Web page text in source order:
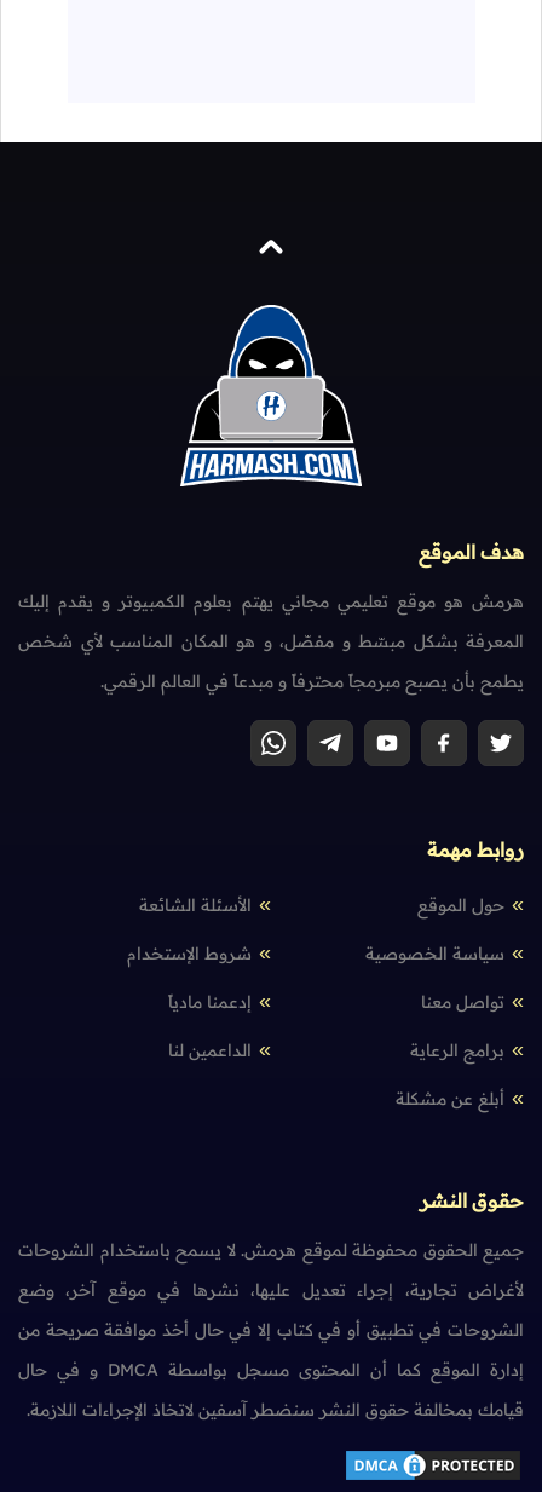
هدف الموقع
هرمش هو موقع تعليمي مجاني يهتم بعلوم الكمبيوتر و يقدم إليك
المعرفة بشكل مبسّط و مفصّل، و هو المكان المناسب لأي شخص
يطمح بأن يصبح مبرمجاً محترفاً و مبدعاً في العالم الرقمي.
روابط مهمة
حول الموقع الأسئلة الشائعة
سياسة الخصوصية شروط الإستخدام
تواصل معنا إدعمنا مادياً
برامج الرعاية الداعمين لنا
أبلغ عن مشكلة
حقوق النشر
جميع الحقوق محفوظة لموقع هرمش. لا يسمح باستخدام الشروحات
لأغراض تجارية، إجراء تعديل عليها، نشرها في موقع آخر، وضع
الشروحات في تطبيق أو في كتاب إلا في حال أخذ موافقة صريحة من
إدارة الموقع كما أن المحتوى مسجل بواسطة DMCA و في حال
قيامك بمخالفة حقوق النشر سنضطر آسفين لاتخاذ الإجراءات اللازمة.